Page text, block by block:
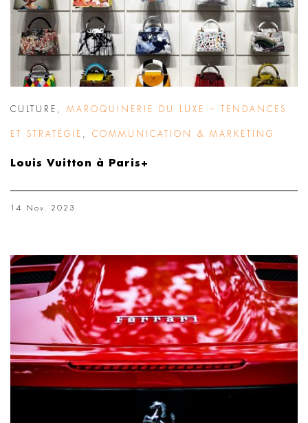
CULTURE MAROQUINERIE DU LUXE – TENDANCES
ET STRATÉGIE COMMUNICATION & MARKETING
Louis Vuitton à Paris+
14 Nov. 2023